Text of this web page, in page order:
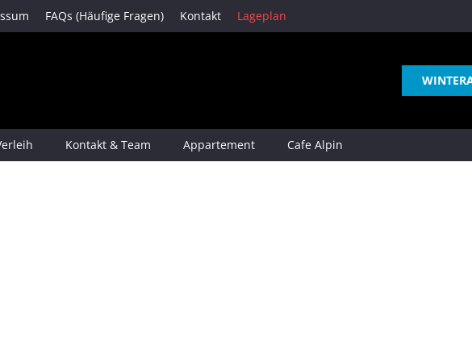
FAQs (Häufige Fragen) Kontakt Lageplan
Kontakt & Team Appartement Cafe Alpin